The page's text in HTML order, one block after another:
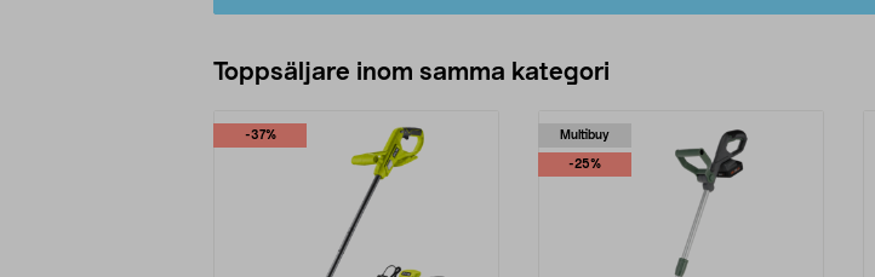
Toppsäljare inom samma kategori
-37% Multibuy
-25%